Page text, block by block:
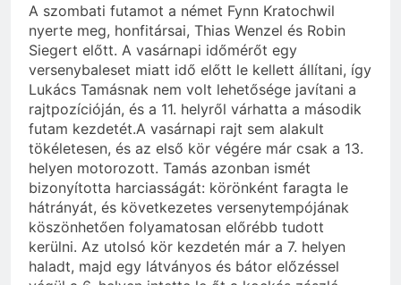
A szombati futamot a német Fynn Kratochwil
nyerte meg, honfitársai, Thias Wenzel és Robin
Siegert előtt. A vasárnapi időmérőt egy
versenybaleset miatt idő előtt le kellett állítani, így
Lukács Tamásnak nem volt lehetősége javítani a
rajtpozícióján, és a 11. helyről várhatta a második
futam kezdetét.A vasárnapi rajt sem alakult
tökéletesen, és az első kör végére már csak a 13.
helyen motorozott. Tamás azonban ismét
bizonyította harciasságát: körönként faragta le
hátrányát, és következetes versenytempójának
köszönhetően folyamatosan előrébb tudott
kerülni. Az utolsó kör kezdetén már a 7. helyen
haladt, majd egy látványos és bátor előzéssel